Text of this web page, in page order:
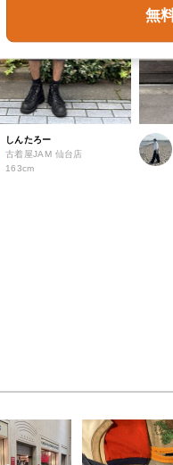
しんたろー
古着屋JAM 仙台店
163cm
無